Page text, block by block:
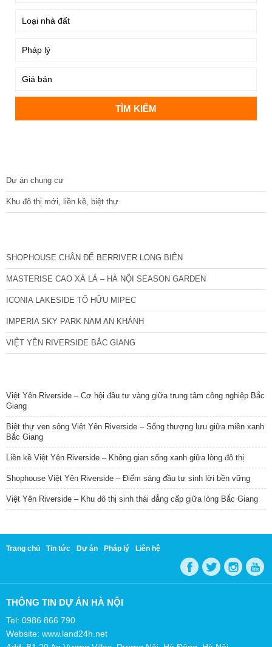
Dự án chung cư
Khu đô thị mới, liền kề, biệt thự
SHOPHOUSE CHÂN ĐẾ BERRIVER LONG BIÊN
MASTERISE CAO XÀ LÁ – HÀ NỘI SEASON GARDEN
ICONIA LAKESIDE TỐ HỮU MIPEC
IMPERIA SKY PARK NAM AN KHÁNH
VIỆT YÊN RIVERSIDE BẮC GIANG
Việt Yên Riverside – Cơ hội đầu tư vàng giữa trung tâm công nghiệp Bắc
Giang
Biệt thự ven sông Việt Yên Riverside – Sống thượng lưu giữa miền xanh
Bắc Giang
Liền kề Việt Yên Riverside – Không gian sống xanh giữa lòng đô thị
Shophouse Việt Yên Riverside – Điểm sáng đầu tư sinh lời bền vững
Việt Yên Riverside – Khu đô thị sinh thái đẳng cấp giữa lòng Bắc Giang
Trang chủ Tin tức Dự án Pháp lý Liên hệ
THÔNG TIN DỰ ÁN HÀ NỘI
Tel: 0986 866 790
Website: www.land24h.net